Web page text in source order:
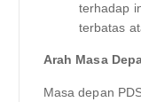
terhadap
terbatas
Arah Masa
Masa depan